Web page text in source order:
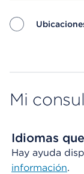
Mi
Idiomas
Hay ayuda
información.